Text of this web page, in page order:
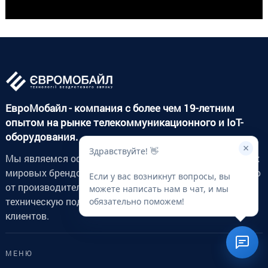
Здравствуйте! 👋
Если у вас возникнут вопросы, вы
можете написать нам в чат, и мы
обязательно поможем!
×
ЕвроМобайл - компания с более чем 19-летним
опытом на рынке телекоммуникационного и IoT-
оборудования.
Мы являемся официальным дистрибьютором ведущих
мировых брендов, поставляем оборудование напрямую
от производителей и обеспечиваем профессиональную
техническую поддержку и подбор решений под задачи
клиентов.
МЕНЮ